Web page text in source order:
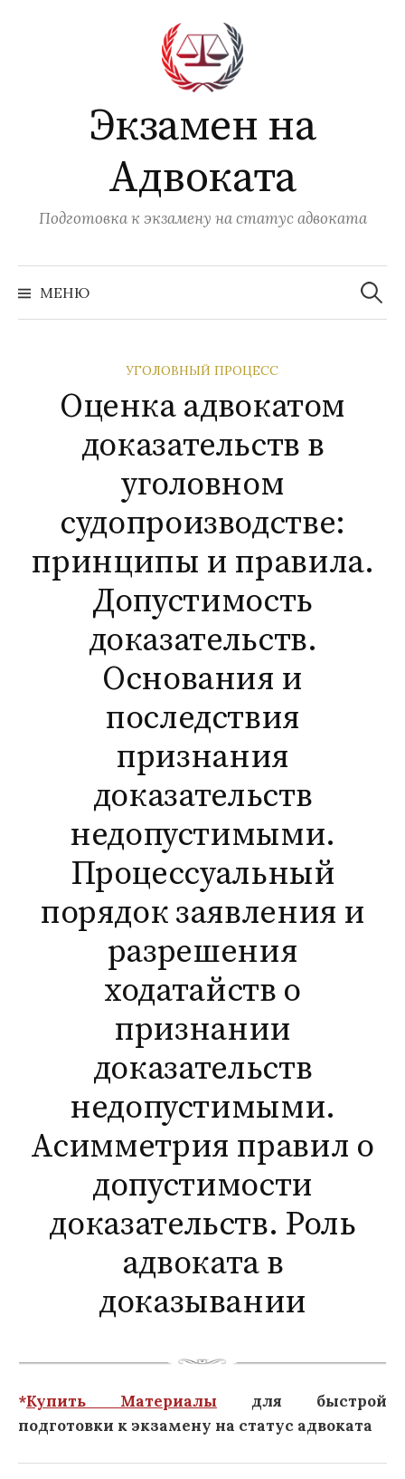
Экзамен на
Адвоката
Подготовка к экзамену на статус адвоката
МЕНЮ
Найти:
УГОЛОВНЫЙ ПРОЦЕСС
Оценка адвокатом
доказательств в
уголовном
судопроизводстве:
принципы и правила.
Допустимость
доказательств.
Основания и
последствия
признания
доказательств
недопустимыми.
Процессуальный
порядок заявления и
разрешения
ходатайств о
признании
доказательств
недопустимыми.
Асимметрия правил о
допустимости
доказательств. Роль
адвоката в
доказывании
*Купить Материалы для быстрой
подготовки к экзамену на статус адвоката